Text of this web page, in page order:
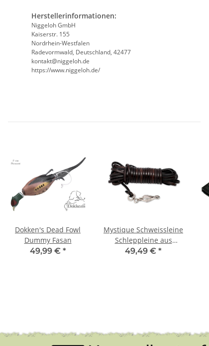
Herstellerinformationen:
Niggeloh GmbH
Kaiserstr. 155
Nordrhein-Westfalen
Radevormwald, Deutschland, 42477
kontakt@niggeloh.de
https://www.niggeloh.de/
Dokken's Dead Fowl
Dummy Fasan
49,99 € *
Mystique Schweissleine
Schleppleine aus
rundem Leder 10m
49,49 € *